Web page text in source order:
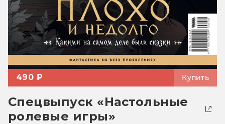
490 ₽ Купить
Спецвыпуск «Настольные
ролевые игры»